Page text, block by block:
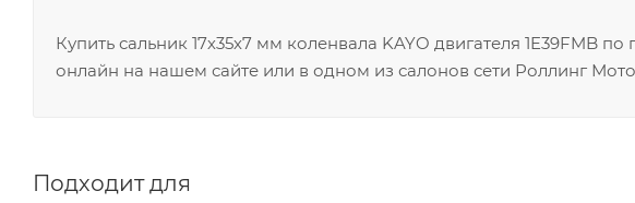
Купить сальник 17х35х7 мм коленвала KAYO двигателя 1E39FMB
онлайн на нашем сайте или в одном из салонов сети Роллинг
Подходит для